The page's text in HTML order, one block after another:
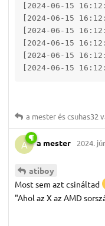
[2024-06-15
[2024-06-15
[2024-06-15
[2024-06-15
[2024-06-15
[2024-06-15
a mesteréscsuhas32
A a mester 2024.
atiboy
Most sem azt csináltad
"Ahol az X az AMD